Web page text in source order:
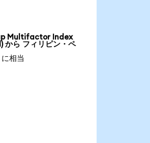
Multifactor Index
から フィリピン・ペ
相当